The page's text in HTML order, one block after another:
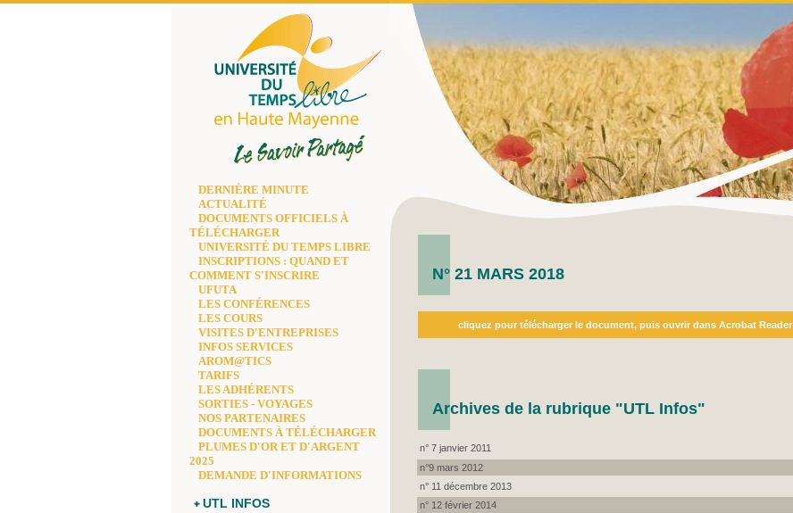
Université du temps libre
de Haute Mayenne
DERNIÈRE MINUTE
ACTUALITÉ
DOCUMENTS OFFICIELS À
TÉLÉCHARGER
UNIVERSITÉ DU TEMPS LIBRE
INSCRIPTIONS : QUAND ET
COMMENT S'INSCRIRE
UFUTA
LES CONFÉRENCES
LES COURS
VISITES D'ENTREPRISES
INFOS SERVICES
AROM@TICS
TARIFS
LES ADHÉRENTS
SORTIES - VOYAGES
NOS PARTENAIRES
DOCUMENTS À TÉLÉCHARGER
PLUMES D'OR ET D'ARGENT
2025
DEMANDE D'INFORMATIONS
UTL INFOS
N° 21 MARS 2018
cliquez pour télécharger le document, puis ouvrir dans Acrobat Reader
Archives de la rubrique "UTL Infos"
n° 7 janvier 2011
n°9 mars 2012
n° 11 décembre 2013
n° 12 février 2014